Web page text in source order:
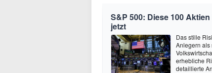
S&P 500: Diese 100
jetzt
Das stille
Anlegern als
erhebliche
detaillierte